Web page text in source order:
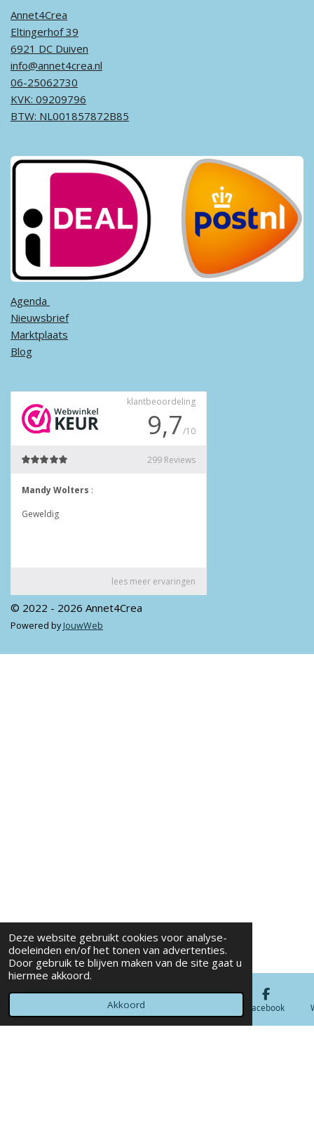
Deze website gebruikt cookies voor analyse-
doeleinden en/of het tonen van advertenties.
Door gebruik te blijven maken van de site gaat u
hiermee akkoord.
Akkoord
Annet4Crea
Eltingerhof 39
6921 DC Duiven
info@annet4crea.nl
06-25062730
KVK: 09209796
BTW: NL001857872B85
Agenda ​
Nieuwsbrief
Marktplaats
Blog
© 2022 - 2026 Annet4Crea
Powered by JouwWeb
Telefoonnummer Facebook